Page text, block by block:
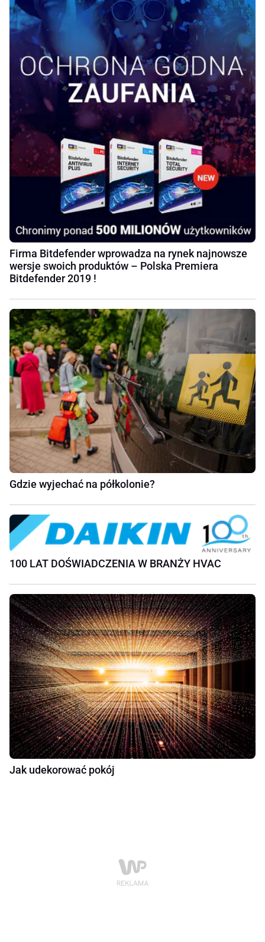
Firma Bitdefender wprowadza na rynek najnowsze
wersje swoich produktów – Polska Premiera
Bitdefender 2019 !
Gdzie wyjechać na półkolonie?
100 LAT DOŚWIADCZENIA W BRANŻY HVAC
Jak udekorować pokój